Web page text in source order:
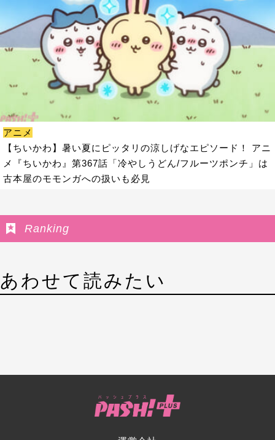
アニメ
【ちいかわ】暑い夏にピッタリの涼しげなエピソード！ アニ
メ『ちいかわ』第367話「冷やしうどん/フルーツポンチ」は
古本屋のモモンガへの扱いも必見
Ranking
あわせて読みたい